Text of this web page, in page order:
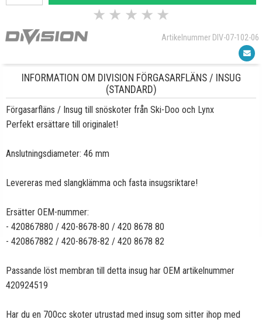
★ ★ ★ ★ ★
Artikelnummer DIV-07-102-06
INFORMATION OM DIVISION FÖRGASARFLÄNS / INSUG
(STANDARD)
Förgasarfläns / Insug till snöskoter från Ski-Doo och Lynx
Perfekt ersättare till originalet!
Anslutningsdiameter: 46 mm
Levereras med slangklämma och fasta insugsriktare!
Ersätter OEM-nummer:
- 420867880 / 420-8678-80 / 420 8678 80
- 420867882 / 420-8678-82 / 420 8678 82
Passande löst membran till detta insug har OEM artikelnummer
420924519
Har du en 700cc skoter utrustad med insug som sitter ihop med